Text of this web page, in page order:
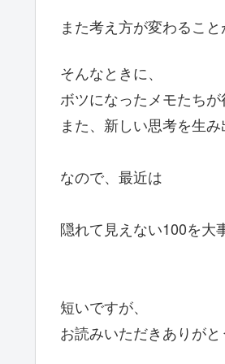
また考え方が変わること
そんなときに、
ボツになったメモたちが
また、新しい思考を生み
なので、最近は
隠れて見えない100を大
短いですが、
お読みいただきありがと